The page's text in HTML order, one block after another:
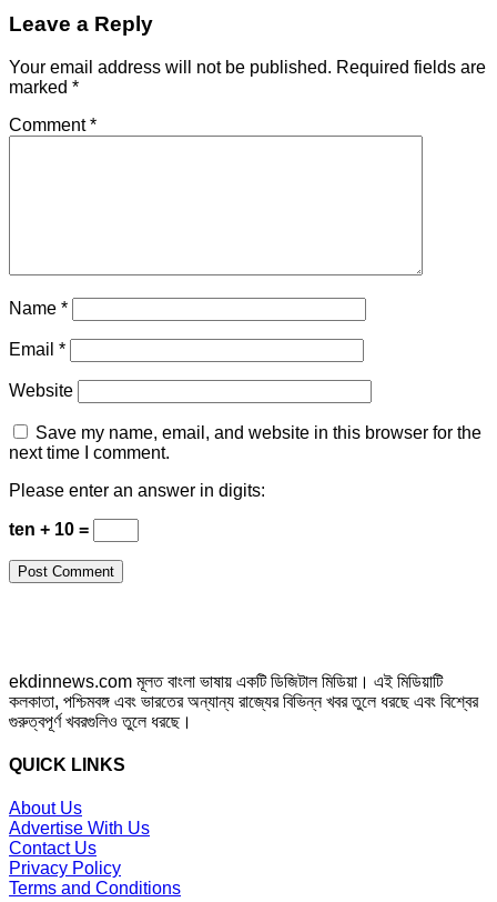
Leave a Reply
Your email address will not be published. Required fields are
marked *
Comment*
Name *
Email *
Website
Save my name, email, and website in this browser for the
next time I comment.
Please enter an answer in digits:
ten + 10 =
ekdinnews.com মূলত বাংলা ভাষায় একটি ডিজিটাল মিডিয়া। এই মিডিয়াটি
কলকাতা, পশ্চিমবঙ্গ এবং ভারতের অন্যান্য রাজ্যের বিভিন্ন খবর তুলে ধরছে এবং বিশ্বের
গুরুত্বপূর্ণ খবরগুলিও তুলে ধরছে।
QUICK LINKS
About Us
Advertise With Us
Contact Us
Privacy Policy
Terms and Conditions